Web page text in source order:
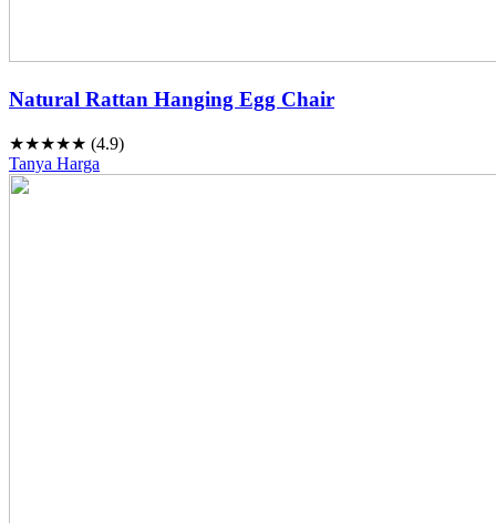
Natural Rattan Hanging Egg Chair
★★★★★ (4.9)
Tanya Harga